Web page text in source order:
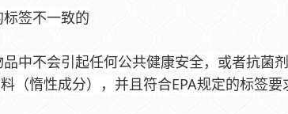
签不一致的
中不会引起任何公共健康安全，或者抗菌
惰性成分），并且符合EPA规定的标签要